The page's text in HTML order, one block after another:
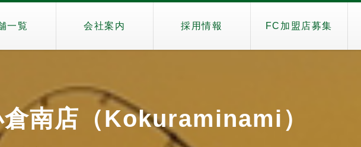
一覧 会社案内 採用情報 FC加盟店募集
南店（Kokuraminami）